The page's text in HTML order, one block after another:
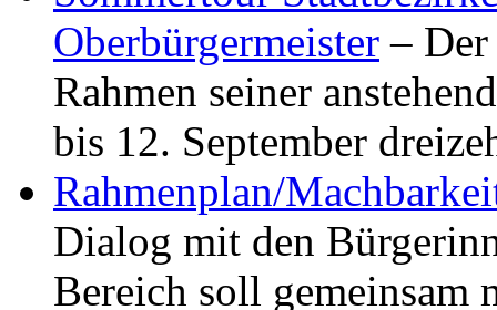
Oberbürgermeister –
Rahmen seiner
bis 12. September
Rahmenplan/
Dialog mit den
Bereich soll gemeinsam